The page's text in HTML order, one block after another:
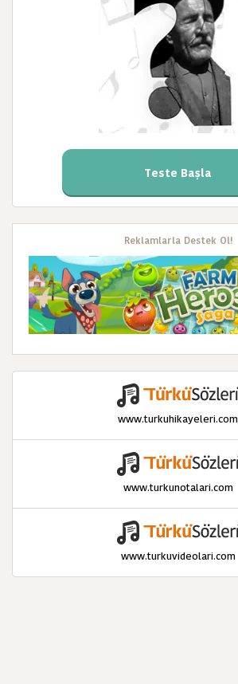
Teste Başla
Reklamlarla Destek Ol!
www.turkuhikayeleri.com
www.turkunotalari.com
www.turkuvideolari.com